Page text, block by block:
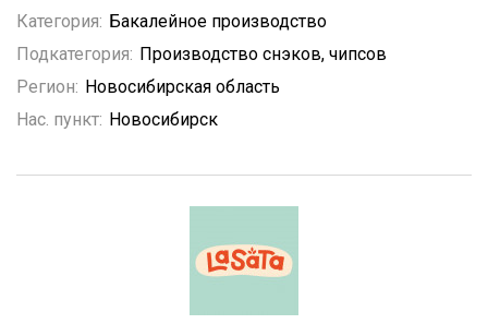
Категория: Бакалейное производство
Подкатегория: Производство снэков, чипсов
Регион: Новосибирская область
Нас. пункт: Новосибирск